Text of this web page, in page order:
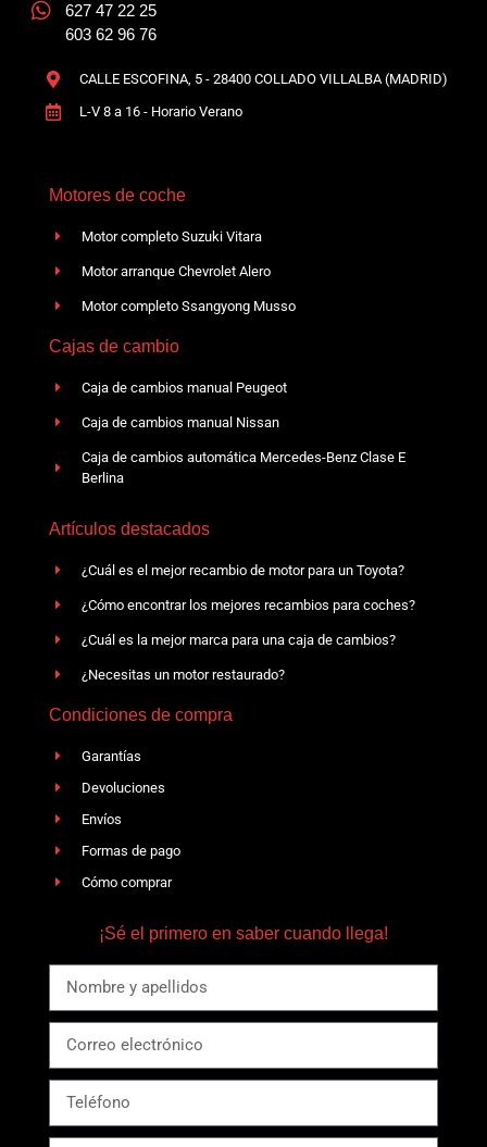
627 47 22 25
603 62 96 76
CALLE ESCOFINA, 5 - 28400 COLLADO VILLALBA (MADRID)
L-V 8 a 16 - Horario Verano
Motores de coche
Motor completo Suzuki Vitara
Motor arranque Chevrolet Alero
Motor completo Ssangyong Musso
Cajas de cambio
Caja de cambios manual Peugeot
Caja de cambios manual Nissan
Caja de cambios automática Mercedes-Benz Clase E
Berlina
Artículos destacados
¿Cuál es el mejor recambio de motor para un Toyota?
¿Cómo encontrar los mejores recambios para coches?
¿Cuál es la mejor marca para una caja de cambios?
¿Necesitas un motor restaurado?
Condiciones de compra
Garantías
Devoluciones
Envíos
Formas de pago
Cómo comprar
¡Sé el primero en saber cuando llega!